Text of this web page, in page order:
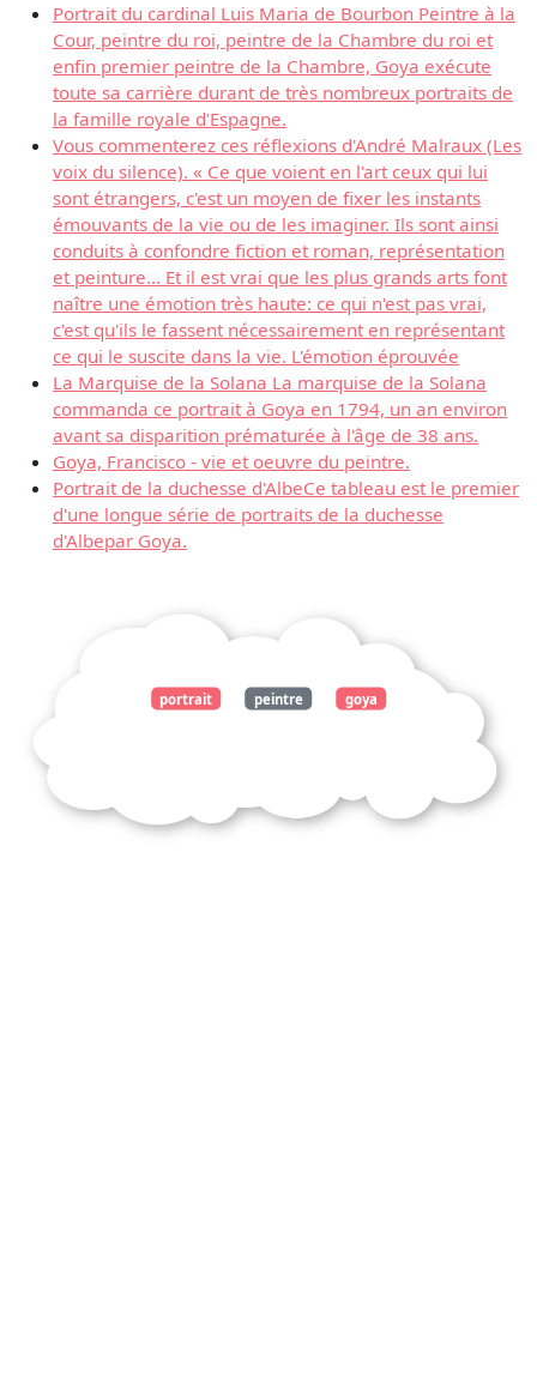
Portrait du cardinal Luis Maria de Bourbon Peintre à la
Cour, peintre du roi, peintre de la Chambre du roi et
enfin premier peintre de la Chambre, Goya exécute
toute sa carrière durant de très nombreux portraits de
la famille royale d'Espagne.
Vous commenterez ces réflexions d'André Malraux (Les
voix du silence). « Ce que voient en l'art ceux qui lui
sont étrangers, c'est un moyen de fixer les instants
émouvants de la vie ou de les imaginer. Ils sont ainsi
conduits à confondre fiction et roman, représentation
et peinture... Et il est vrai que les plus grands arts font
naître une émotion très haute: ce qui n'est pas vrai,
c'est qu'ils le fassent nécessairement en représentant
ce qui le suscite dans la vie. L'émotion éprouvée
La Marquise de la Solana La marquise de la Solana
commanda ce portrait à Goya en 1794, un an environ
avant sa disparition prématurée à l'âge de 38 ans.
Goya, Francisco - vie et oeuvre du peintre.
Portrait de la duchesse d'AlbeCe tableau est le premier
d'une longue série de portraits de la duchesse
d'Albepar Goya.
portrait peintre goya